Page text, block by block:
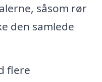
såsom rør
den samlede
flere